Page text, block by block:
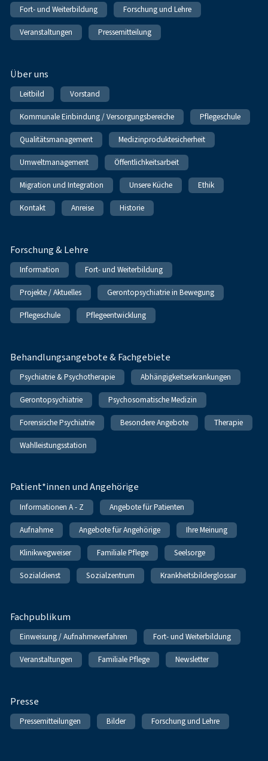
Fort- und Weiterbildung Forschung und Lehre
Veranstaltungen Pressemitteilung
Über uns
Leitbild Vorstand
Kommunale Einbindung / Versorgungsbereiche Pflegeschule
Qualitätsmanagement Medizinproduktesicherheit
Umweltmanagement Öffentlichkeitsarbeit
Migration und Integration Unsere Küche Ethik
Kontakt Anreise Historie
Forschung & Lehre
Information Fort- und Weiterbildung
Projekte / Aktuelles Gerontopsychiatrie in Bewegung
Pflegeschule Pflegeentwicklung
Behandlungsangebote & Fachgebiete
Psychiatrie & Psychotherapie Abhängigkeitserkrankungen
Gerontopsychiatrie Psychosomatische Medizin
Forensische Psychiatrie Besondere Angebote Therapie
Wahlleistungsstation
Patient*innen und Angehörige
Informationen A - Z Angebote für Patienten
Aufnahme Angebote für Angehörige Ihre Meinung
Klinikwegweiser Familiale Pflege Seelsorge
Sozialdienst Sozialzentrum Krankheitsbilderglossar
Fachpublikum
Einweisung / Aufnahmeverfahren Fort- und Weiterbildung
Veranstaltungen Familiale Pflege Newsletter
Presse
Pressemitteilungen Bilder Forschung und Lehre